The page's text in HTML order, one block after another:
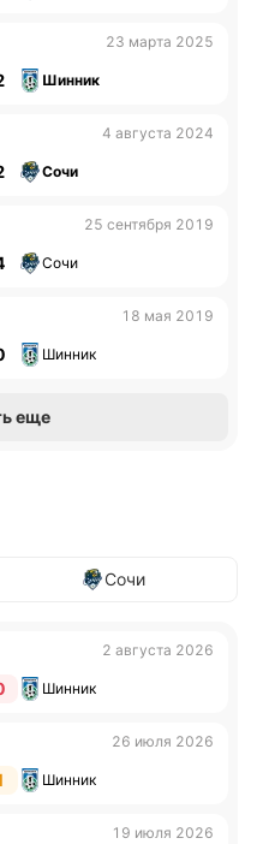
23 марта 2025
Шинник
4 августа 2024
Сочи
25 сентября 2019
Сочи
18 мая 2019
Шинник
еще
Сочи
2 августа 2026
Шинник
26 июля 2026
Шинник
19 июля 2026